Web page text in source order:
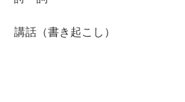
講話（書き起こし）